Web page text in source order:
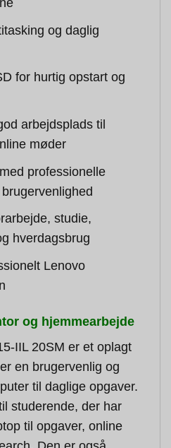
og daglig
for hurtig opstart og
arbejdsplads til
møder
professionelle
studie,
hverdagsbrug
Lenovo
og hjemmearbejde
IIL 20SM er et oplagt
en brugervenlig og
til daglige opgaver.
studerende, der har
til opgaver, online